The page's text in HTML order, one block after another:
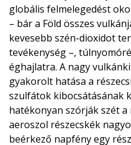
globális felmelegedést
– bár a Föld összes
kevesebb szén-dioxidot
tevékenység –,
éghajlatra. A nagy
gyakorolt ​​hatása a
szulfátok kibocsátásának
hatékonyan szórják szét
aeroszol részecskék
beérkező napfény egy